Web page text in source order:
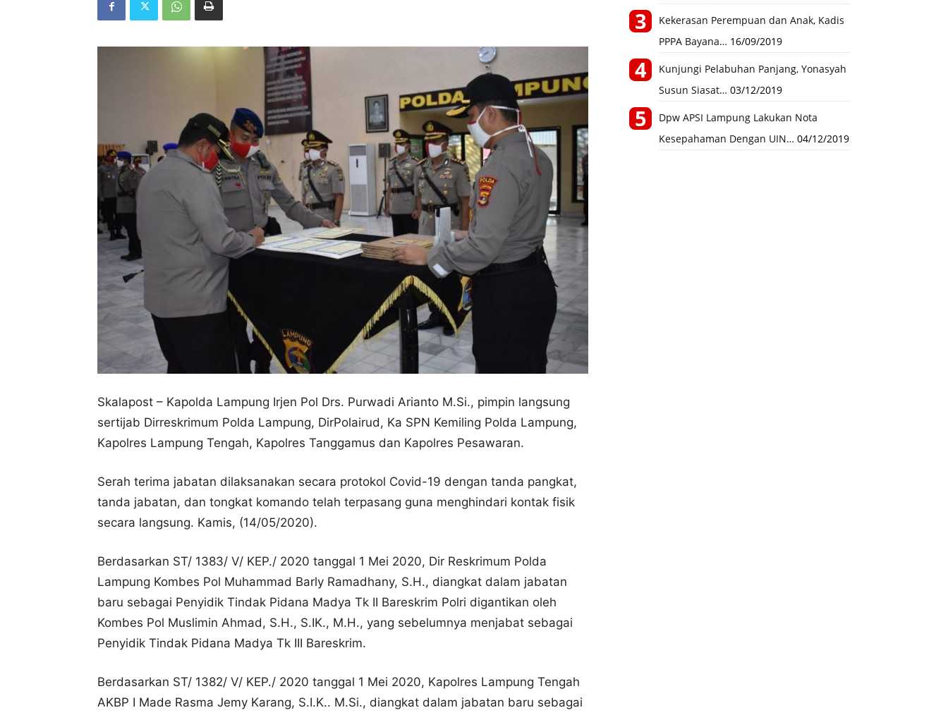
Skalapost – Kapolda Lampung Irjen Pol Drs. Purwadi Arianto M.Si., pimpin langsung
sertijab Dirreskrimum Polda Lampung, DirPolairud, Ka SPN Kemiling Polda Lampung,
Kapolres Lampung Tengah, Kapolres Tanggamus dan Kapolres Pesawaran.
Serah terima jabatan dilaksanakan secara protokol Covid-19 dengan tanda pangkat,
tanda jabatan, dan tongkat komando telah terpasang guna menghindari kontak fisik
secara langsung. Kamis, (14/05/2020).
Berdasarkan ST/ 1383/ V/ KEP./ 2020 tanggal 1 Mei 2020, Dir Reskrimum Polda
Lampung Kombes Pol Muhammad Barly Ramadhany, S.H., diangkat dalam jabatan
baru sebagai Penyidik Tindak Pidana Madya Tk II Bareskrim Polri digantikan oleh
Kombes Pol Muslimin Ahmad, S.H., S.IK., M.H., yang sebelumnya menjabat sebagai
Penyidik Tindak Pidana Madya Tk III Bareskrim.
Berdasarkan ST/ 1382/ V/ KEP./ 2020 tanggal 1 Mei 2020, Kapolres Lampung Tengah
AKBP I Made Rasma Jemy Karang, S.I.K.. M.Si., diangkat dalam jabatan baru sebagai
Kekerasan Perempuan dan Anak, Kadis
PPPA Bayana… 16/09/2019
Kunjungi Pelabuhan Panjang, Yonasyah
Susun Siasat… 03/12/2019
Dpw APSI Lampung Lakukan Nota
Kesepahaman Dengan UIN… 04/12/2019